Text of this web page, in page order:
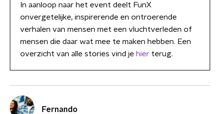
In aanloop naar het event deelt FunX
onvergetelijke, inspirerende en ontroerende
verhalen van mensen met een vluchtverleden of
mensen die daar wat mee te maken hebben. Een
overzicht van alle stories vind je hier terug.
Fernando